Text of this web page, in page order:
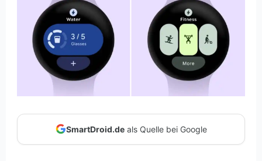
SmartDroid.deals Quelle bei Google